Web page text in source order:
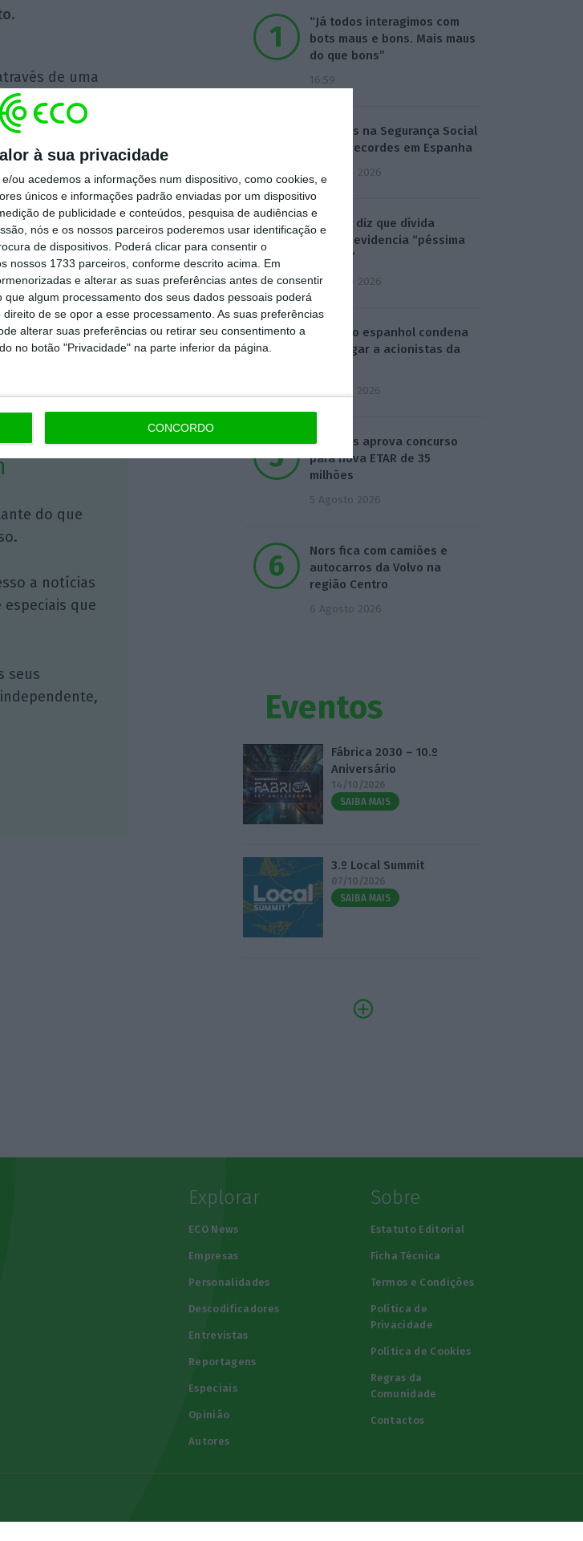
à sua privacidade
ou acedemos a informações num dispositivo, como cookies, e
únicos e informações padrão enviadas por um dispositivo
de publicidade e conteúdos, pesquisa de audiências e
nós e os nossos parceiros poderemos usar identificação e
de dispositivos. Poderá clicar para consentir o
nossos 1733 parceiros, conforme descrito acima. Em
e alterar as suas preferências antes de consentir
que algum processamento dos seus dados pessoais poderá
de se opor a esse processamento. As suas preferências
alterar suas preferências ou retirar seu consentimento a
no botão "Privacidade" na parte inferior da página.
CONCORDO
.
de uma
Florentino
da ação legal é
acrescentando que se
para se defender. A
aprovem o acordo,
do que
a notícias
que
seus
“Já todos interagimos com
bots maus e bons. Mais maus
do que bons”
16:59
Inscritos na Segurança Social
batem recordes em Espanha
4 Agosto 2026
Ventura diz que dívida
pública evidencia “péssima
gestão”
4 Agosto 2026
Supremo espanhol condena
EY a pagar a acionistas da
5 Agosto 2026
Barcelos aprova concurso
para nova ETAR de 35
milhões
5 Agosto 2026
Nors fica com camiões e
autocarros da Volvo na
região Centro
6 Agosto 2026
Eventos
Fábrica 2030 – 10.º
Aniversário
14/10/2026
SAIBA MAIS
3.º Local Summit
07/10/2026
SAIBA MAIS
Explorar
ECO News
Empresas
Personalidades
Descodificadores
Entrevistas
Reportagens
Especiais
Opinião
Autores
Sobre
Estatuto Editorial
Ficha Técnica
Termos e Condições
Política de
Privacidade
Política de Cookies
Regras da
Comunidade
Contactos